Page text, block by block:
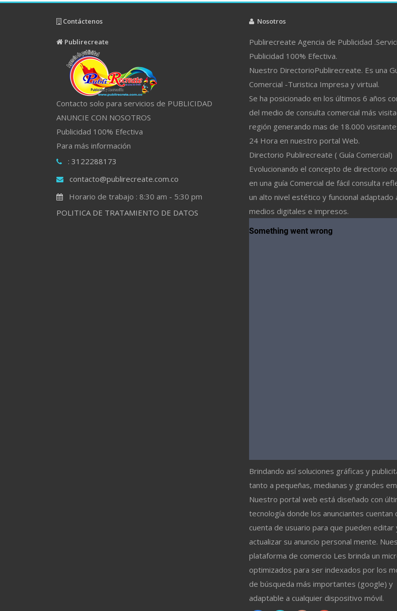
Contáctenos
Publirecreate
Contacto solo para servicios de PUBLICIDAD
ANUNCIE CON NOSOTROS
Publicidad 100% Efectiva
Para más información
: 3122288173
contacto@publirecreate.com.co
Horario de trabajo : 8:30 am - 5:30 pm
POLITICA DE TRATAMIENTO DE DATOS
Nosotros
Publirecreate Agencia de Publicidad
Publicidad 100% Efectiva.
Nuestro DirectorioPublirecreate. Es una
Comercial -Turistica Impresa y virtual.
Se ha posicionado en los últimos 6 años
del medio de consulta comercial más
región generando mas de 18.000
24 Hora en nuestro portal Web.
Directorio Publirecreate ( Guía Comercial)
Evolucionando el concepto de directorio
en una guía Comercial de fácil consulta
un alto nivel estético y funcional adaptado
medios digitales e impresos.
Brindando así soluciones gráficas y
tanto a pequeñas, medianas y grandes
Nuestro portal web está diseñado con
tecnología donde los anunciantes cuentan
cuenta de usuario para que pueden editar
actualizar su anuncio personal mente.
plataforma de comercio Les brinda un
optimizados para ser indexados por los
de búsqueda más importantes (google) y
adaptable a cualquier dispositivo móvil.